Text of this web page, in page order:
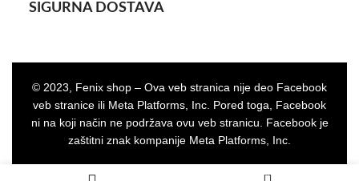
SIGURNA DOSTAVA
© 2023, Fenix shop – Ova veb stranica nije deo Facebook
veb stranice ili Meta Platforms, Inc. Pored toga, Facebook
ni na koji način ne podržava ovu veb stranicu. Facebook je
zaštitni znak kompanije Meta Platforms, Inc.
0